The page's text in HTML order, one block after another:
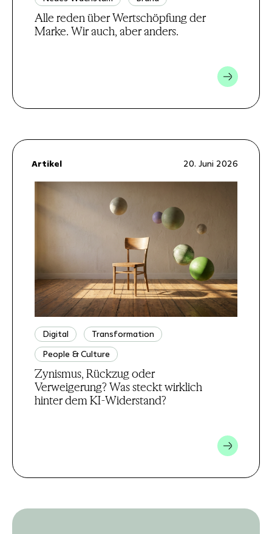
Alle reden über Wertschöpfung der
Marke. Wir auch, aber anders.
20. Juni 2026
Artikel
Digital
Transformation
People & Culture
Zynismus, Rückzug oder
Verweigerung? Was steckt wirklich
hinter dem KI-Widerstand?